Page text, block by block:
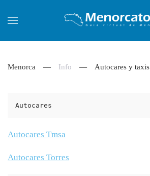
Skip to main content
Menorca Info Autocares y taxis
Autocares
Autocares Tmsa
Autocares Torres